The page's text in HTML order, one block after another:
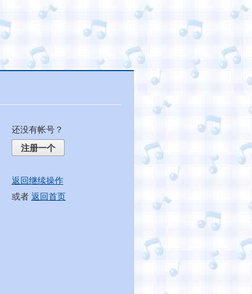
还没有帐号？
注册一个
返回继续操作
或者 返回首页